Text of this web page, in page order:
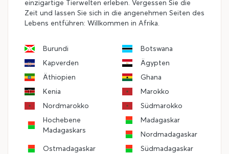
einzigartige Tierwelten erleben. Vergessen Sie die
Zeit und lassen Sie sich in die angenehmen Seiten des
Lebens entführen: Willkommen in Afrika.
Burundi
Botswana
Kapverden
Ägypten
Äthiopien
Ghana
Kenia
Marokko
Nordmarokko
Südmarokko
Hochebene
Madagaskars
Madagaskar
Nordmadagaskar
Ostmadagaskar
Südmadagaskar